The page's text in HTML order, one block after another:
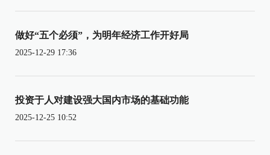
做好“五个必须”，为明年经济工作开好局
2025-12-29 17:36
投资于人对建设强大国内市场的基础功能
2025-12-25 10:52